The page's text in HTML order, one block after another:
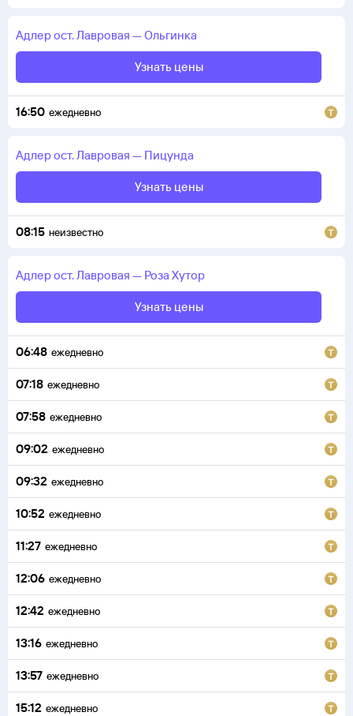
Адлерост. Лавровая —Ольгинка
Узнать цены
16:50 ежедневно
Адлерост. Лавровая — Пицунда
Узнать цены
08:15 неизвестно
Адлерост. Лавровая — Роза Хутор
Узнать цены
06:48 ежедневно
07:18 ежедневно
07:58 ежедневно
09:02 ежедневно
09:32 ежедневно
10:52 ежедневно
11:27 ежедневно
12:06 ежедневно
12:42 ежедневно
13:16 ежедневно
13:57 ежедневно
15:12 ежедневно